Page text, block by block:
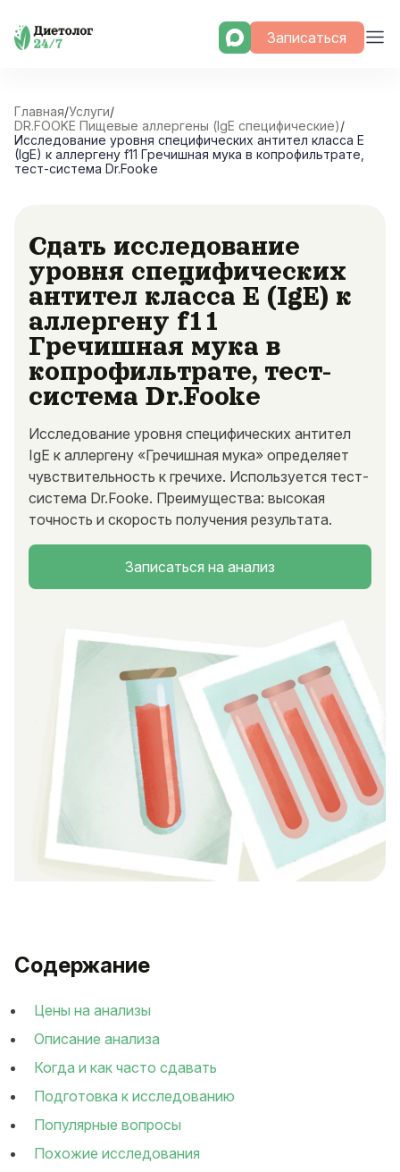
Skip
Записаться
Главная/Услуги/
DR.FOOKE Пищевые аллергены (IgE специфические)/
Исследование уровня специфических антител класса E
(IgE) к аллергену f11 Гречишная мука в копрофильтрате,
тест-система Dr.Fooke
Сдать исследование
уровня специфических
антител класса E (IgE) к
аллергену f11
Гречишная мука в
копрофильтрате, тест-
система Dr.Fooke
Исследование уровня специфических антител
IgE к аллергену «Гречишная мука» определяет
чувствительность к гречихе. Используется тест-
система Dr.Fooke. Преимущества: высокая
точность и скорость получения результата.
Записаться на анализ
Содержание
Цены на анализы
Описание анализа
Когда и как часто сдавать
Подготовка к исследованию
Популярные вопросы
Похожие исследования